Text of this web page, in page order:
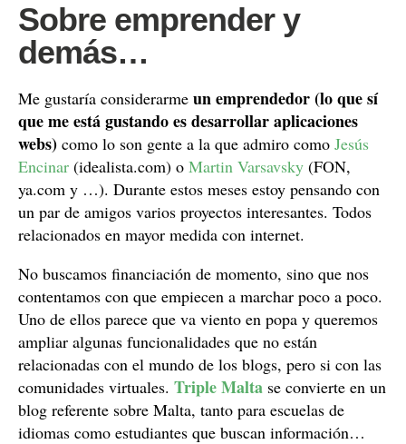
Sobre emprender y
demás…
Me gustaría considerarme un emprendedor (lo que sí
que me está gustando es desarrollar aplicaciones
webs) como lo son gente a la que admiro como Jesús
Encinar (idealista.com) o Martin Varsavsky (FON,
ya.com y …). Durante estos meses estoy pensando con
un par de amigos varios proyectos interesantes. Todos
relacionados en mayor medida con internet.
No buscamos financiación de momento, sino que nos
contentamos con que empiecen a marchar poco a poco.
Uno de ellos parece que va viento en popa y queremos
ampliar algunas funcionalidades que no están
relacionadas con el mundo de los blogs, pero si con las
comunidades virtuales. Triple Malta se convierte en un
blog referente sobre Malta, tanto para escuelas de
idiomas como estudiantes que buscan información…